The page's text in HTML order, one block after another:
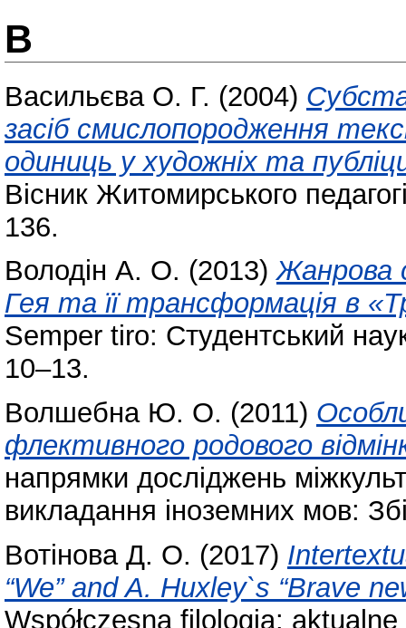
В
Васильєва О. Г. (2004)
засіб смислопородження
одиниць у художніх та
Вісник Житомирського
136.
Володін А. О. (2013)Жанрова
Гея та її трансформація в
Semper tiro: Студентський
10–13.
Волшебна Ю. О. (2011)
флективного родового
напрямки досліджень
викладання іноземних мов:
Вотінова Д. О. (2017)
“We” and A. Huxley`s “Brave
Współczesna filologia: